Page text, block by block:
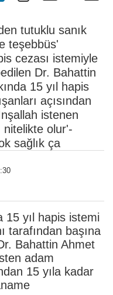
tutuklu sanık
teşebbüs'
cezası istemiyle
Dr. Bahattin
15 yıl hapis
açısından
istenen
nitelikte olur'-
sağlık ça
tarafından başına
Bahattin Ahmet
adam
15 yıla kadar